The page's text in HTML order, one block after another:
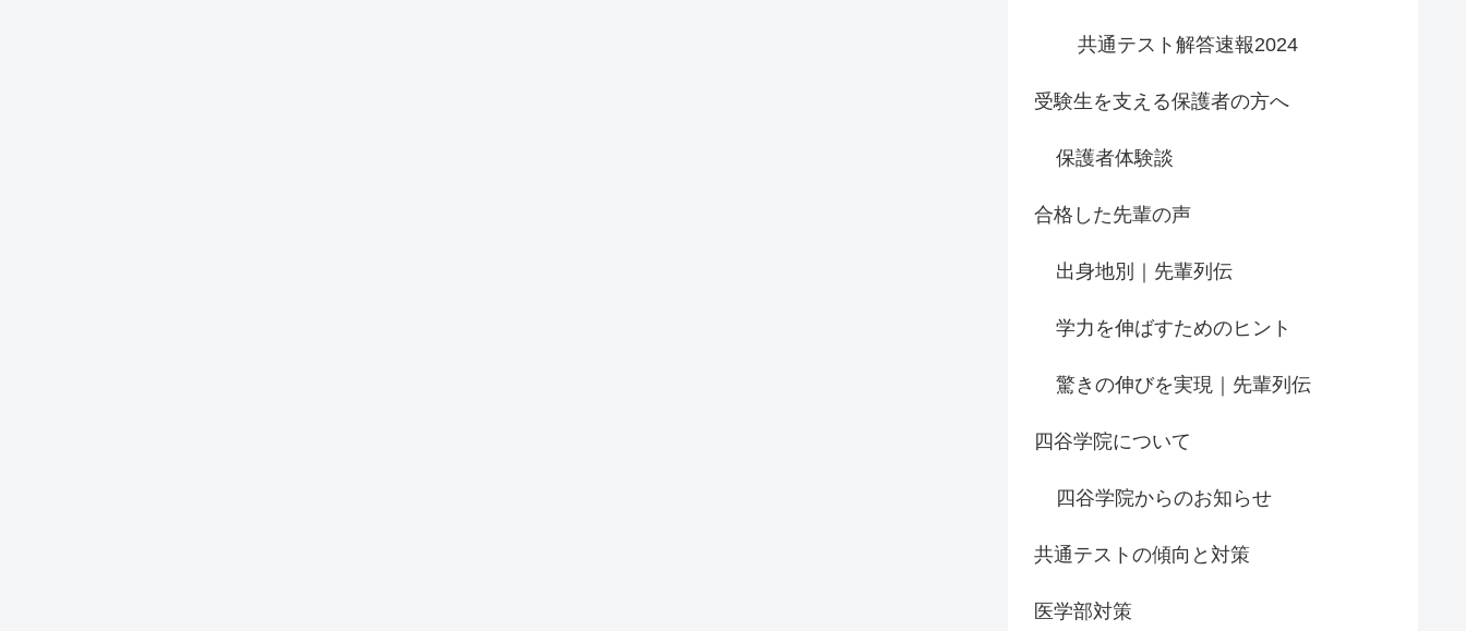
共通テスト解答速報2024
受験生を支える保護者の方へ
保護者体験談
合格した先輩の声
出身地別｜先輩列伝
学力を伸ばすためのヒント
驚きの伸びを実現｜先輩列伝
四谷学院について
四谷学院からのお知らせ
共通テストの傾向と対策
医学部対策